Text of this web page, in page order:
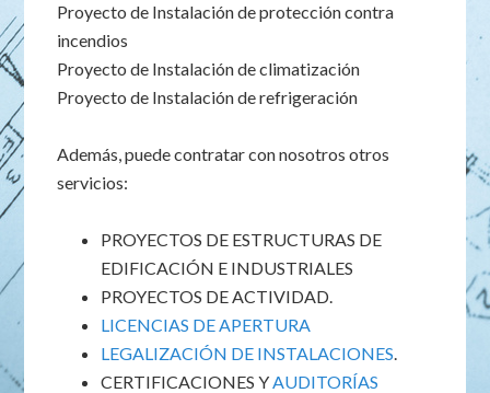
Proyecto de Instalación de protección contra
incendios
Proyecto de Instalación de climatización
Proyecto de Instalación de refrigeración
Además, puede contratar con nosotros otros
servicios:
PROYECTOS DE ESTRUCTURAS DE
EDIFICACIÓN E INDUSTRIALES
PROYECTOS DE ACTIVIDAD.
LICENCIAS DE APERTURA
LEGALIZACIÓN DE INSTALACIONES.
CERTIFICACIONES YAUDITORÍAS